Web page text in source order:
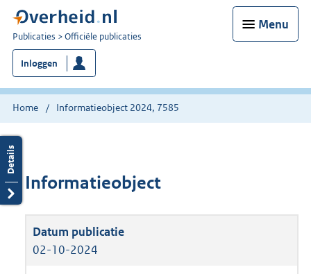
Menu
U
bent
nu
hier:
Publicaties Officiële publicaties
Inloggen
Home Informatieobject 2024, 7585
Informatieobject
02-10-2024